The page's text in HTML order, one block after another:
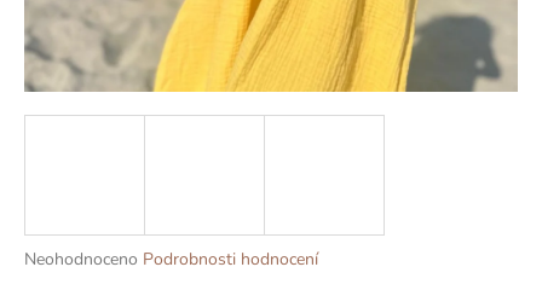
Průměrné
Neohodnoceno Podrobnosti hodnocení
a
j
í
t